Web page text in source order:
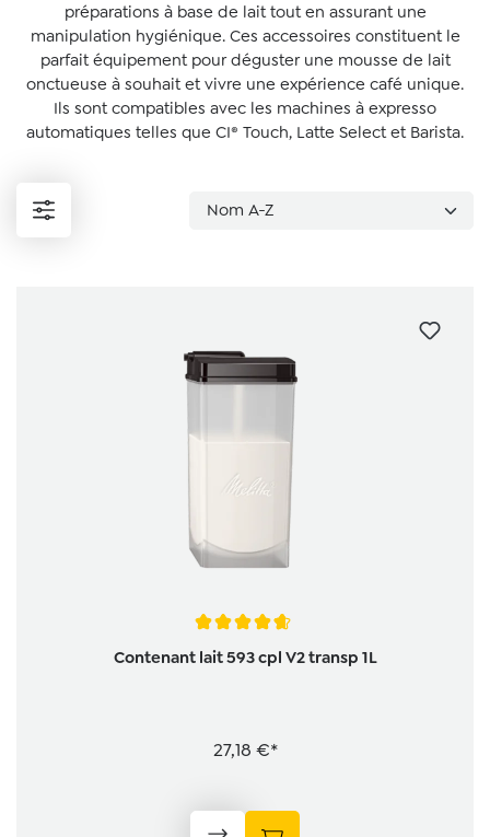
préparations à base de lait tout en assurant une
manipulation hygiénique. Ces accessoires constituent le
parfait équipement pour déguster une mousse de lait
onctueuse à souhait et vivre une expérience café unique.
Ils sont compatibles avec les machines à expresso
automatiques telles que CI® Touch, Latte Select et Barista.
Note moyenne de 4.6 sur 5 étoiles
Contenant lait 593 cpl V2 transp 1L
27,18 €*